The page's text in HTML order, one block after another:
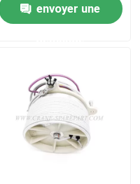
envoyer une